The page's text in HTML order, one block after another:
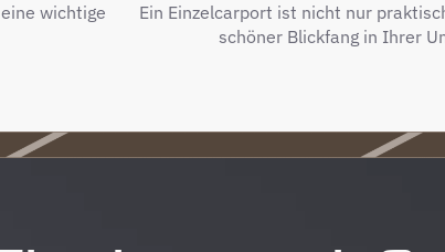
wichtige
Ein Einzelcarport ist nicht nur
schöner Blickfang in Ihrer